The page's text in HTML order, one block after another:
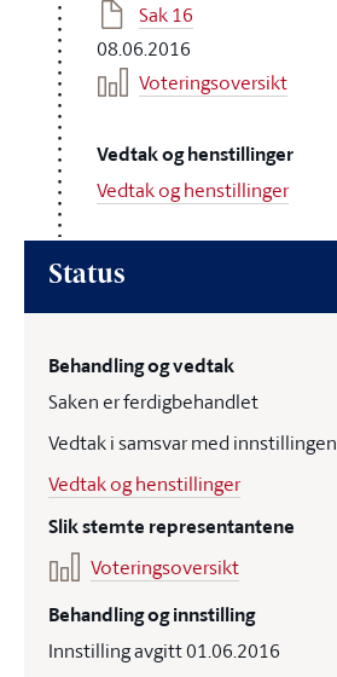
Sak 16
08.06.2016
Voteringsoversikt
Vedtak og henstillinger
Vedtak og henstillinger
Status
Behandling og vedtak
Saken er ferdigbehandlet
Vedtak i samsvar med innstillingen
Vedtak og henstillinger
Slik stemte representantene
Voteringsoversikt
Behandling og innstilling
Innstilling avgitt 01.06.2016